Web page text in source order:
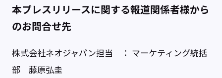
本プレスリリースに関する報道関係者様から
のお問合せ先
株式会社ネオジャパン担当 ： マーケティング統括
部 藤原弘圭